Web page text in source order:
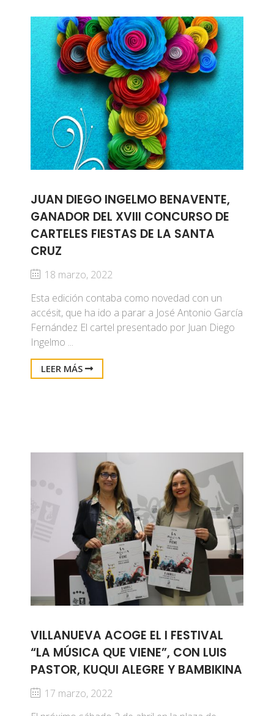
JUAN DIEGO INGELMO BENAVENTE,
GANADOR DEL XVIII CONCURSO DE
CARTELES FIESTAS DE LA SANTA
CRUZ
18 marzo, 2022
Esta edición contaba como novedad con un
accésit, que ha ido a parar a José Antonio García
Fernández El cartel presentado por Juan Diego
Ingelmo ...
LEER MÁS
VILLANUEVA ACOGE EL I FESTIVAL
“LA MÚSICA QUE VIENE”, CON LUIS
PASTOR, KUQUI ALEGRE Y BAMBIKINA
17 marzo, 2022